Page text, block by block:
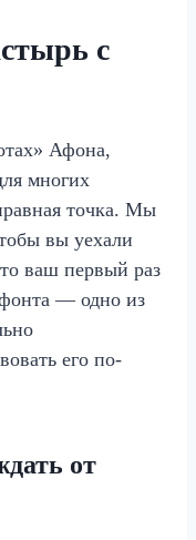
с
Афона,
многих
точка. Мы
вы уехали
ваш первый раз
— одно из
его по-
от